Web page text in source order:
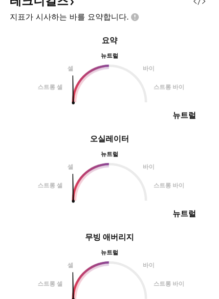
지표가 시사하는 바를 요약합니다.
오실레이터
뉴트럴
셀
바이
스트롱 셀 스트롱 바이
뉴트럴
요약
뉴트럴
셀
바이
스트롱 셀 스트롱 바이
뉴트럴
무빙 애버리지
뉴트럴
셀
바이
스트롱 셀 스트롱 바이